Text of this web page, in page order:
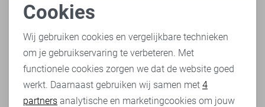
Noodzakelijke cookies
Personalisatie cookies
Analytische cookies
Cookies
Wij gebruiken cookies en vergelijkbare technieken
om je gebruikservaring te verbeteren. Met
functionele cookies zorgen we dat de website goed
werkt. Daarnaast gebruiken wij samen met 4
partners analytische en marketingcookies om jouw